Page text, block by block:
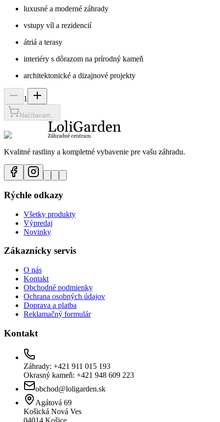
luxusné a moderné záhrady
vstupy víl a rezidencií
átriá a terasy
interiéry s dôrazom na prírodný kameň
architektonické a dizajnové projekty
1
Načítavam...
Kvalitné rastliny a kompletné vybavenie pre vašu záhradu.
Rýchle odkazy
Všetky produkty
Výpredaj
Novinky
Zákaznícky servis
O nás
Kontakt
Obchodné podmienky
Ochrana osobných údajov
Doprava a platba
Reklamačný formulár
Kontakt
Záhrady: +421 911 015 193
Okrasný kameň: +421 948 609 223
obchod@loligarden.sk
Agátová 69
Košická Nová Ves
04014 Košice